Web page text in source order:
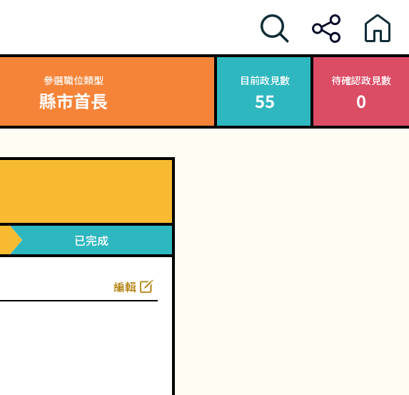
參選職位類型
縣市首長
目前政見數
55
待確認政見數
0
已完成
編輯